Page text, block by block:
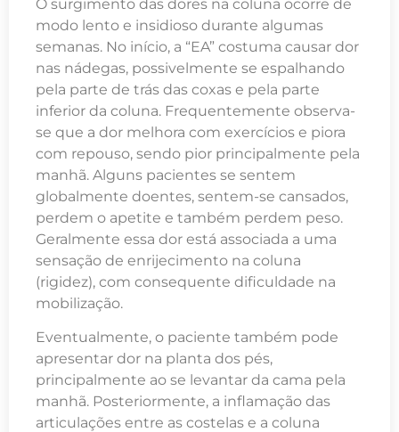
O surgimento das dores na coluna ocorre de
modo lento e insidioso durante algumas
semanas. No início, a “EA” costuma causar dor
nas nádegas, possivelmente se espalhando
pela parte de trás das coxas e pela parte
inferior da coluna. Frequentemente observa-
se que a dor melhora com exercícios e piora
com repouso, sendo pior principalmente pela
manhã. Alguns pacientes se sentem
globalmente doentes, sentem-se cansados,
perdem o apetite e também perdem peso.
Geralmente essa dor está associada a uma
sensação de enrijecimento na coluna
(rigidez), com consequente dificuldade na
mobilização.
Eventualmente, o paciente também pode
apresentar dor na planta dos pés,
principalmente ao se levantar da cama pela
manhã. Posteriormente, a inflamação das
articulações entre as costelas e a coluna